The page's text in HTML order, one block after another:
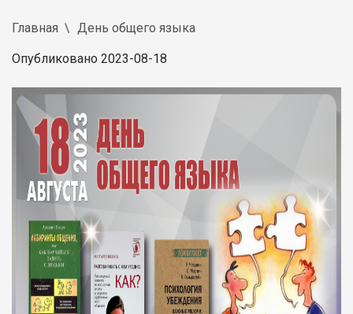
Главная День общего языка
Опубликовано 2023-08-18